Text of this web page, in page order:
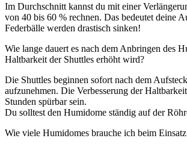
Im Durchschnitt kannst du mit einer
von 40 bis 60 % rechnen. Das bedeutet deine
Federbälle werden drastisch sinken!
Wie lange dauert es nach dem Anbringen des
Haltbarkeit der Shuttles erhöht wird?
Die Shuttles beginnen sofort nach dem
aufzunehmen. Die Verbesserung der
Stunden spürbar sein.
Du solltest den Humidome ständig auf der
Wie viele Humidomes brauche ich beim